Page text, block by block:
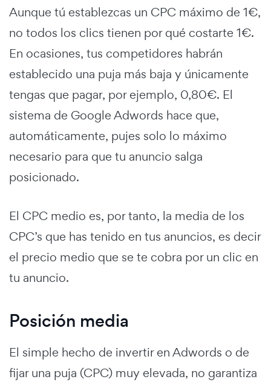
Aunque tú establezcas un CPC máximo de 1€,
no todos los clics tienen por qué costarte 1€.
En ocasiones, tus competidores habrán
establecido una puja más baja y únicamente
tengas que pagar, por ejemplo, 0,80€. El
sistema de Google Adwords hace que,
automáticamente, pujes solo lo máximo
necesario para que tu anuncio salga
posicionado.
El CPC medio es, por tanto, la media de los
CPC’s que has tenido en tus anuncios, es decir
el precio medio que se te cobra por un clic en
tu anuncio.
Posición media
El simple hecho de invertir en Adwords o de
fijar una puja (CPC) muy elevada, no garantiza